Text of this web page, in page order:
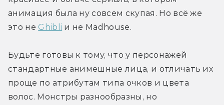
анимация была ну совсем скупая. Но всё же
это не Ghibli и не Madhouse.
Будьте готовы к тому, что у персонажей
стандартные анимешные лица, и отличать их
проще по атрибутам типа очков и цвета
волос. Монстры разнообразны, но